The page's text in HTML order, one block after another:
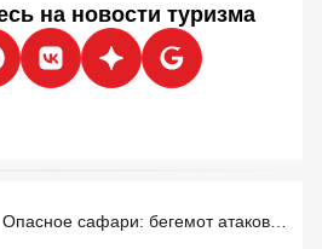
на новости туризма